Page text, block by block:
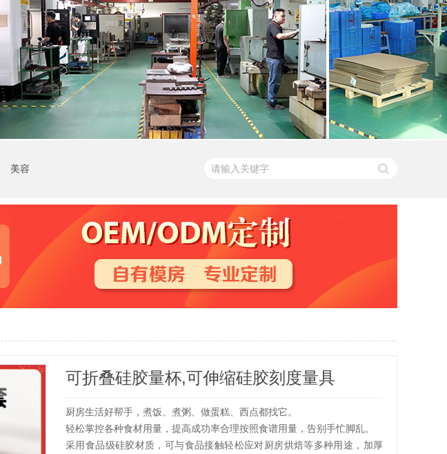
美容
可折叠硅胶量杯,可伸缩硅胶刻度量具
厨房生活好帮手，煮饭、煮粥、做蛋糕、西点都找它。
轻松掌控各种食材用量，提高成功率合理按照食谱用量，告别手忙脚乱。
采用食品级硅胶材质，可与食品接触轻松应对厨房烘焙等多种用途，加厚